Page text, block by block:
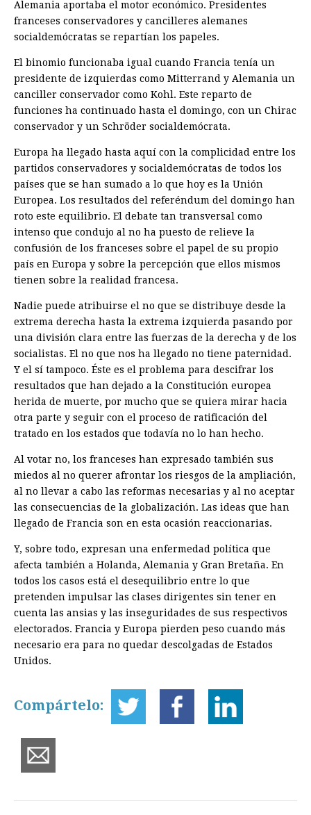
Alemania aportaba el motor económico. Presidentes
franceses conservadores y cancilleres alemanes
socialdemócratas se repartían los papeles.
El binomio funcionaba igual cuando Francia tenía un
presidente de izquierdas como Mitterrand y Alemania un
canciller conservador como Kohl. Este reparto de
funciones ha continuado hasta el domingo, con un Chirac
conservador y un Schröder socialdemócrata.
Europa ha llegado hasta aquí con la complicidad entre los
partidos conservadores y socialdemócratas de todos los
países que se han sumado a lo que hoy es la Unión
Europea. Los resultados del referéndum del domingo han
roto este equilibrio. El debate tan transversal como
intenso que condujo al no ha puesto de relieve la
confusión de los franceses sobre el papel de su propio
país en Europa y sobre la percepción que ellos mismos
tienen sobre la realidad francesa.
Nadie puede atribuirse el no que se distribuye desde la
extrema derecha hasta la extrema izquierda pasando por
una división clara entre las fuerzas de la derecha y de los
socialistas. El no que nos ha llegado no tiene paternidad.
Y el sí tampoco. Éste es el problema para descifrar los
resultados que han dejado a la Constitución europea
herida de muerte, por mucho que se quiera mirar hacia
otra parte y seguir con el proceso de ratificación del
tratado en los estados que todavía no lo han hecho.
Al votar no, los franceses han expresado también sus
miedos al no querer afrontar los riesgos de la ampliación,
al no llevar a cabo las reformas necesarias y al no aceptar
las consecuencias de la globalización. Las ideas que han
llegado de Francia son en esta ocasión reaccionarias.
Y, sobre todo, expresan una enfermedad política que
afecta también a Holanda, Alemania y Gran Bretaña. En
todos los casos está el desequilibrio entre lo que
pretenden impulsar las clases dirigentes sin tener en
cuenta las ansias y las inseguridades de sus respectivos
electorados. Francia y Europa pierden peso cuando más
necesario era para no quedar descolgadas de Estados
Unidos.
Compártelo: